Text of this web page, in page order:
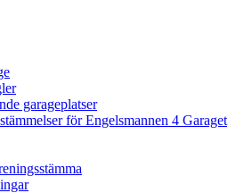
garageplatser
för Engelsmannen 4 Garaget